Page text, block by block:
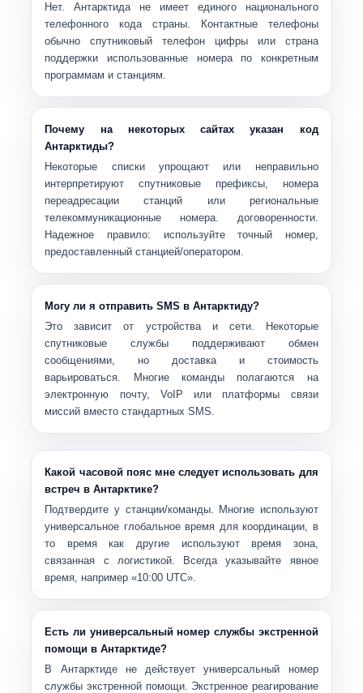
Нет. Антарктида не имеет единого национального
телефонного кода страны. Контактные телефоны
обычноспутниковый телефон цифры или страна
поддержки использованные номера по конкретным
программам и станциям.
Почему на некоторых сайтах указан код
Антарктиды?
Некоторые списки упрощают или неправильно
интерпретируют спутниковые префиксы, номера
переадресации станций или региональные
телекоммуникационные номера. договоренности.
Надежное правило: используйте точный номер,
предоставленный станцией/оператором.
Могу ли я отправить SMS в Антарктиду?
Это зависит от устройства и сети. Некоторые
спутниковые службы поддерживают обмен
сообщениями, но доставка и стоимость
варьироваться. Многие команды полагаются на
электронную почту, VoIP или платформы связи
миссий вместо стандартных SMS.
Какой часовой пояс мне следует использовать для
встреч в Антарктике?
Подтвердите у станции/команды. Многие используют
универсальное глобальное время для координации, в
то время как другие используют время зона,
связанная с логистикой. Всегда указывайте явное
время, например «10:00 UTC».
Есть ли универсальный номер службы экстренной
помощи в Антарктиде?
В Антарктиде не действует универсальный номер
службы экстренной помощи. Экстренное реагирование